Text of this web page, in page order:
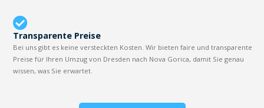
Transparente Preise
Bei uns gibt es keine versteckten Kosten. Wir bieten faire und transparente
Preise für Ihren Umzug von Dresden nach Nova Gorica, damit Sie genau
wissen, was Sie erwartet.